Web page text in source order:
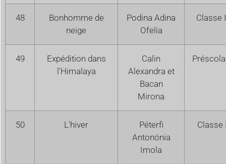
48
Bonhomme de
neige
Podina Adina
Ofelia
Classe
49
Expédition dans
l'Himalaya
Calin
Alexandra et
Bacan
Mirona
50 L'hiver
Péterfi
Antonónia
Imola
Classe